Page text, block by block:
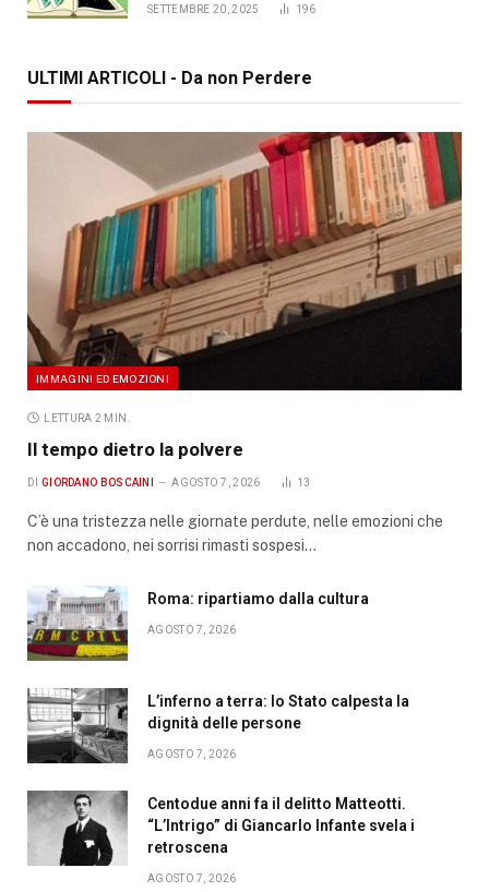
SETTEMBRE 20, 2025 196
ULTIMI ARTICOLI - Da non Perdere
IMMAGINI ED EMOZIONI
LETTURA 2 MIN.
Il tempo dietro la polvere
DI GIORDANO BOSCAINI AGOSTO 7, 2026 13
C’è una tristezza nelle giornate perdute, nelle emozioni che
non accadono, nei sorrisi rimasti sospesi…
Roma: ripartiamo dalla cultura
AGOSTO 7, 2026
L’inferno a terra: lo Stato calpesta la
dignità delle persone
AGOSTO 7, 2026
Centodue anni fa il delitto Matteotti.
“L’Intrigo” di Giancarlo Infante svela i
retroscena
AGOSTO 7, 2026